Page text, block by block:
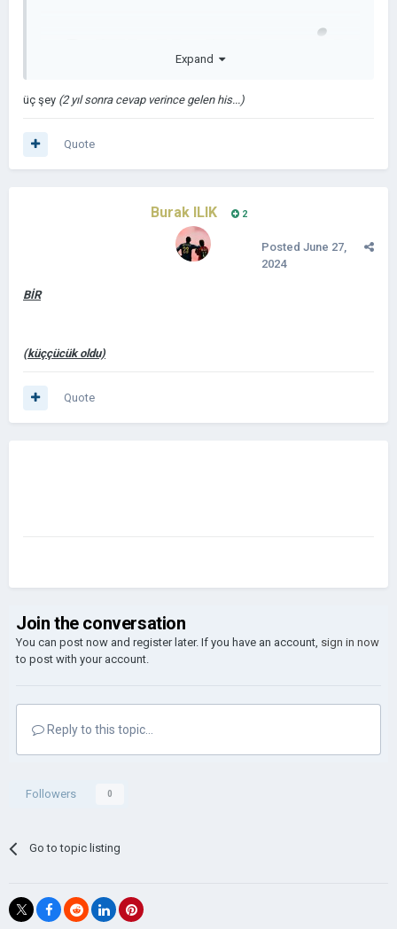
ŞEYLER
İ
ŞEYLERD
EĞİL SENİ
Expand
üç şey (2 yıl sonra cevap verince gelen his...)
Quote
Burak ILIK 2
Posted June 27,
2024
BİR
(küççücük oldu)
Quote
Join the conversation
You can post now and register later. If you have an account, sign in now
to post with your account.
Reply to this topic...
Followers 0
Go to topic listing